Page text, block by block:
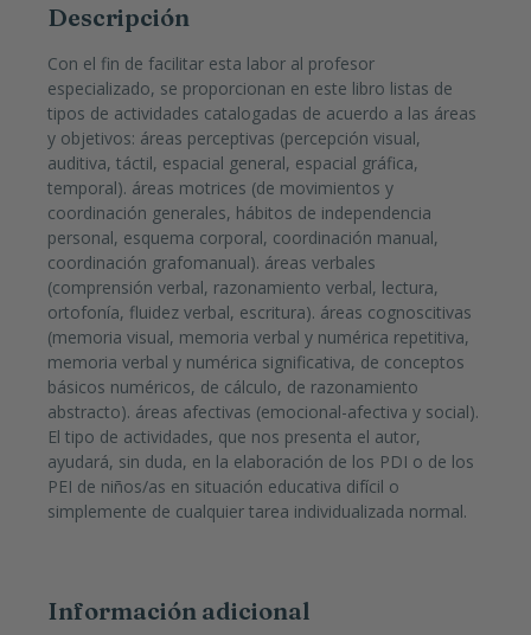
Descripción
Con el fin de facilitar esta labor al profesor
especializado, se proporcionan en este libro listas de
tipos de actividades catalogadas de acuerdo a las áreas
y objetivos: áreas perceptivas (percepción visual,
auditiva, táctil, espacial general, espacial gráfica,
temporal). áreas motrices (de movimientos y
coordinación generales, hábitos de independencia
personal, esquema corporal, coordinación manual,
coordinación grafomanual). áreas verbales
(comprensión verbal, razonamiento verbal, lectura,
ortofonía, fluidez verbal, escritura). áreas cognoscitivas
(memoria visual, memoria verbal y numérica repetitiva,
memoria verbal y numérica significativa, de conceptos
básicos numéricos, de cálculo, de razonamiento
abstracto). áreas afectivas (emocional-afectiva y social).
El tipo de actividades, que nos presenta el autor,
ayudará, sin duda, en la elaboración de los PDI o de los
PEI de niños/as en situación educativa difícil o
simplemente de cualquier tarea individualizada normal.
Información adicional